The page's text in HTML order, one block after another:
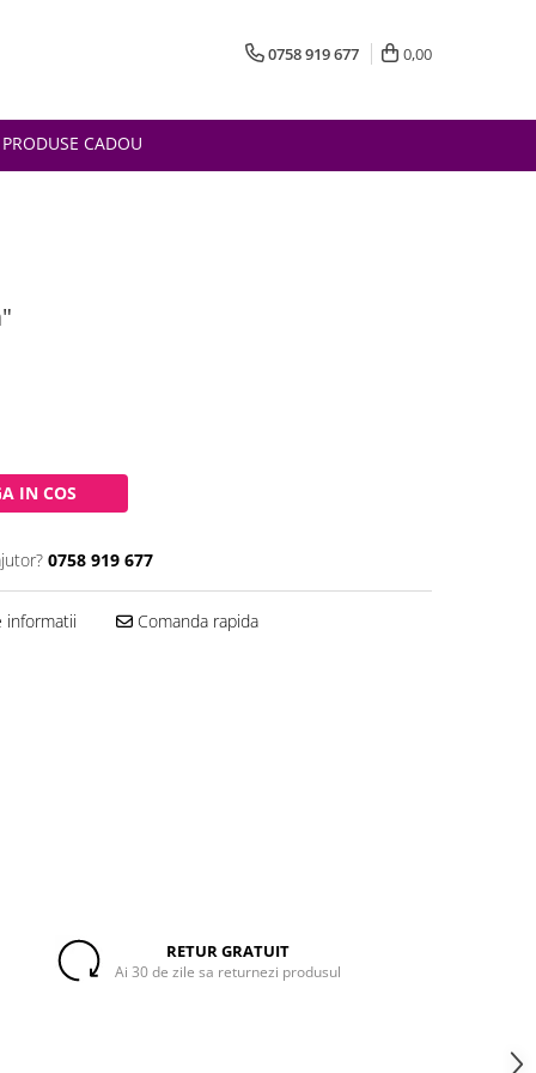
0758 919 677 0,00
PRODUSE CADOU
IN COS
0758 919 677
informatii Comanda rapida
RETUR GRATUIT
Ai 30 de zile sa returnezi produsul